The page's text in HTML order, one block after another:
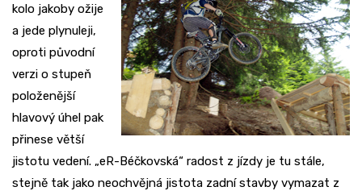
kolo jakoby ožije
a jede plynuleji,
oproti původní
verzi o stupeň
položenější
hlavový úhel pak
přinese větší
jistotu vedení. „eR-Béčkovská“ radost z jízdy je tu stále,
stejně tak jako neochvějná jistota zadní stavby vymazat z